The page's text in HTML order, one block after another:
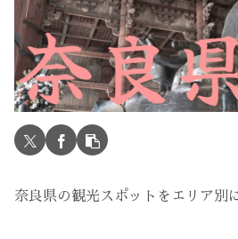
奈良県の観光スポットをエリア別